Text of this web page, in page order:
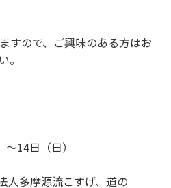
すので、ご興味のある方はお
。
14日（日）
人多摩源流こすげ、道の